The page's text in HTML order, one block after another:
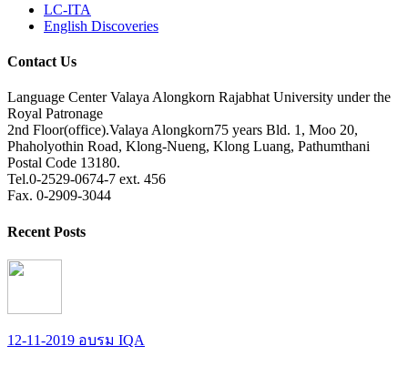
LC-ITA
English Discoveries
Contact Us
Language Center Valaya Alongkorn Rajabhat University under the
Royal Patronage
2nd Floor(office).Valaya Alongkorn75 years Bld. 1, Moo 20,
Phaholyothin Road, Klong-Nueng, Klong Luang, Pathumthani
Postal Code 13180.
Tel.0-2529-0674-7 ext. 456
Fax. 0-2909-3044
Recent Posts
12-11-2019 อบรม IQA